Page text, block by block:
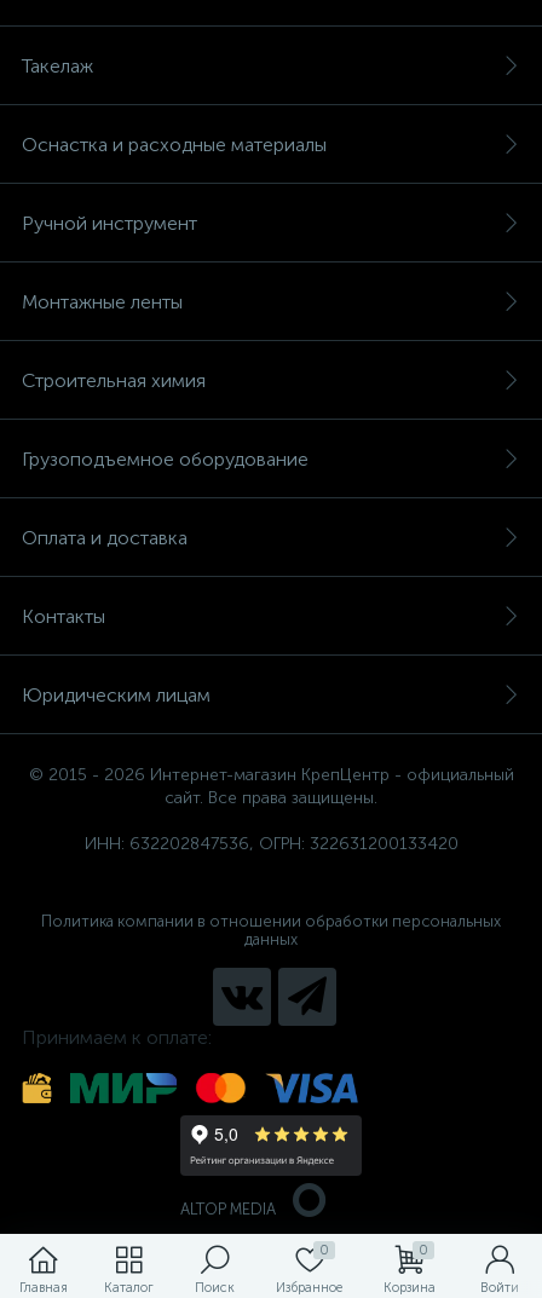
Главная Каталог Поиск
0
Избранное
0
Корзина Войти
Такелаж
Оснастка и расходные материалы
Ручной инструмент
Монтажные ленты
Строительная химия
Грузоподъемное оборудование
Оплата и доставка
Контакты
Юридическим лицам
© 2015 - 2026 Интернет-магазин КрепЦентр - официальный
сайт. Все права защищены.
ИНН: 632202847536, ОГРН: 322631200133420
Политика компании в отношении обработки персональных
данных
Принимаем к оплате:
ALTOP MEDIA